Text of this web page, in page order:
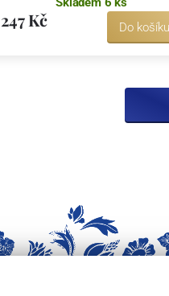
247 Kč Do košíku